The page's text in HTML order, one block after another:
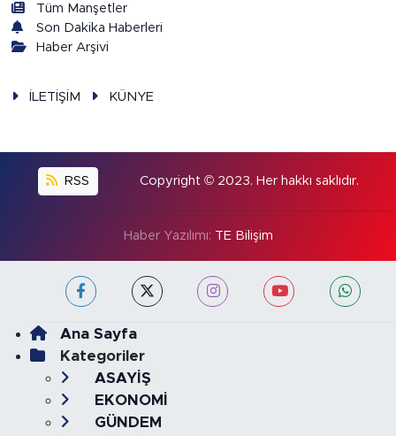
Tüm Manşetler
Son Dakika Haberleri
Haber Arşivi
İLETİŞİM KÜNYE
RSS Copyright © 2023. Her hakkı saklıdır.
Haber Yazılımı: TE Bilişim
Ana Sayfa
Kategoriler
ASAYİŞ
EKONOMİ
GÜNDEM